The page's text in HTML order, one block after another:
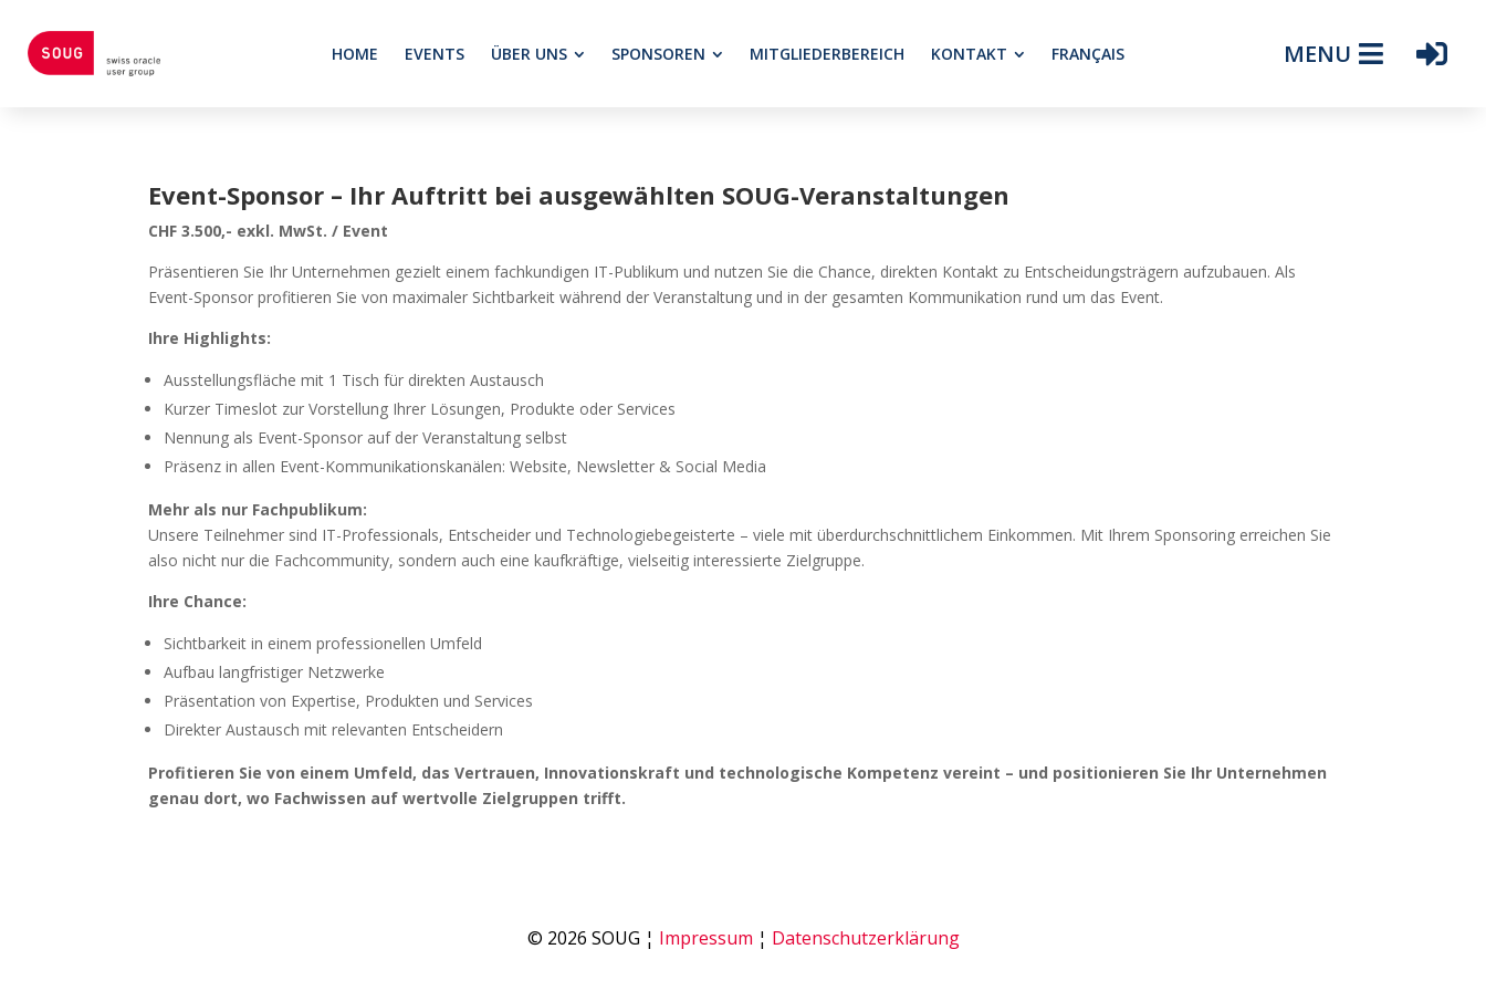
HOME EVENTS ÜBER UNS SPONSOREN MITGLIEDERBEREICH KONTAKT FRANÇAIS MENU
Event-Sponsor – Ihr Auftritt bei ausgewählten SOUG-Veranstaltungen
CHF 3.500,- exkl. MwSt. / Event
Präsentieren Sie Ihr Unternehmen gezielt einem fachkundigen IT-Publikum und nutzen Sie die Chance, direkten Kontakt zu Entscheidungsträgern aufzubauen. Als
Event-Sponsor profitieren Sie von maximaler Sichtbarkeit während der Veranstaltung und in der gesamten Kommunikation rund um das Event.
Ihre Highlights:
Ausstellungsfläche mit 1 Tisch für direkten Austausch
Kurzer Timeslot zur Vorstellung Ihrer Lösungen, Produkte oder Services
Nennung als Event-Sponsor auf der Veranstaltung selbst
Präsenz in allen Event-Kommunikationskanälen: Website, Newsletter & Social Media
Mehr als nur Fachpublikum:
Unsere Teilnehmer sind IT-Professionals, Entscheider und Technologiebegeisterte – viele mit überdurchschnittlichem Einkommen. Mit Ihrem Sponsoring erreichen Sie
also nicht nur die Fachcommunity, sondern auch eine kaufkräftige, vielseitig interessierte Zielgruppe.
Ihre Chance:
Sichtbarkeit in einem professionellen Umfeld
Aufbau langfristiger Netzwerke
Präsentation von Expertise, Produkten und Services
Direkter Austausch mit relevanten Entscheidern
Profitieren Sie von einem Umfeld, das Vertrauen, Innovationskraft und technologische Kompetenz vereint – und positionieren Sie Ihr Unternehmen
genau dort, wo Fachwissen auf wertvolle Zielgruppen trifft.
© 2026 SOUG ¦ Impressum ¦ Datenschutzerklärung